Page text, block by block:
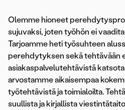
Olemme hioneet
sujuvaksi, joten työhön ei
Tarjoamme heti työsuhteen
perehdytyksen sekä tehtävään
asiakaspalvelutehtävistä
arvostamme aikaisempaa
työtehtävistä ja toimialoilta.
suullista ja kirjallista